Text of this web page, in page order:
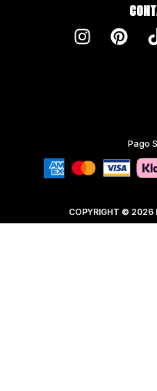
Pago
COPYRIGHT © 2026